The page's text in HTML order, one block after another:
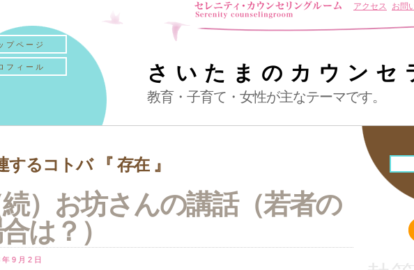
プページ
フィール さいたまのカウンセ
教育・子育て・女性が主なテーマです。
アクセス お問
するコトバ 『 存在 』
続）お坊さんの講話（若者の
は？）
9月2日